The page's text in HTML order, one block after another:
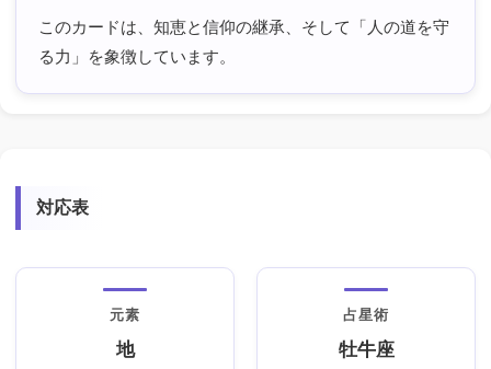
このカードは、知恵と信仰の継承、そして「人の道を守
る力」を象徴しています。
対応表
元素
地
占星術
牡牛座